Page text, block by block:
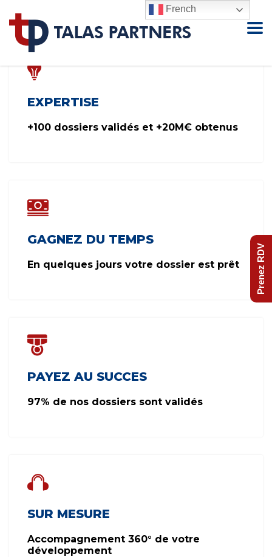
EXPERTISE
+100 dossiers validés et +20M€ obtenus
GAGNEZ DU TEMPS
En quelques jours votre dossier est prêt
PAYEZ AU SUCCES
97% de nos dossiers sont validés
SUR MESURE
Accompagnement 360° de votre
développement
French
Prenez RDV